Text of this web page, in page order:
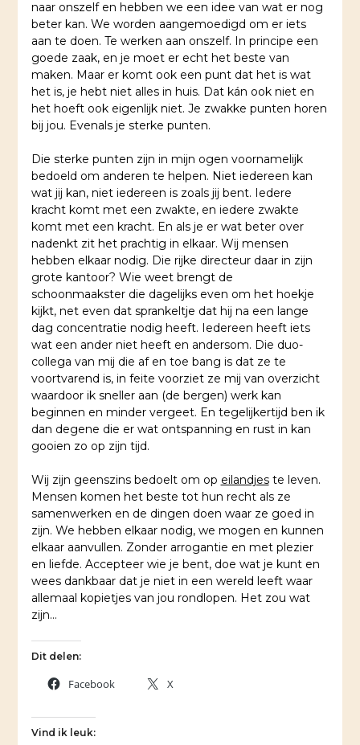
naar onszelf en hebben we een idee van wat er nog
beter kan. We worden aangemoedigd om er iets
aan te doen. Te werken aan onszelf. In principe een
goede zaak, en je moet er echt het beste van
maken. Maar er komt ook een punt dat het is wat
het is, je hebt niet alles in huis. Dat kán ook niet en
het hoeft ook eigenlijk niet. Je zwakke punten horen
bij jou. Evenals je sterke punten.
Die sterke punten zijn in mijn ogen voornamelijk
bedoeld om anderen te helpen. Niet iedereen kan
wat jij kan, niet iedereen is zoals jij bent. Iedere
kracht komt met een zwakte, en iedere zwakte
komt met een kracht. En als je er wat beter over
nadenkt zit het prachtig in elkaar. Wij mensen
hebben elkaar nodig. Die rijke directeur daar in zijn
grote kantoor? Wie weet brengt de
schoonmaakster die dagelijks even om het hoekje
kijkt, net even dat sprankeltje dat hij na een lange
dag concentratie nodig heeft. Iedereen heeft iets
wat een ander niet heeft en andersom. Die duo-
collega van mij die af en toe bang is dat ze te
voortvarend is, in feite voorziet ze mij van overzicht
waardoor ik sneller aan (de bergen) werk kan
beginnen en minder vergeet. En tegelijkertijd ben ik
dan degene die er wat ontspanning en rust in kan
gooien zo op zijn tijd.
Wij zijn geenszins bedoelt om op eilandjeste leven.
Mensen komen het beste tot hun recht als ze
samenwerken en de dingen doen waar ze goed in
zijn. We hebben elkaar nodig, we mogen en kunnen
elkaar aanvullen. Zonder arrogantie en met plezier
en liefde. Accepteer wie je bent, doe wat je kunt en
wees dankbaar dat je niet in een wereld leeft waar
allemaal kopietjes van jou rondlopen. Het zou wat
zijn…
Dit delen:
Facebook X
Vind ik leuk: